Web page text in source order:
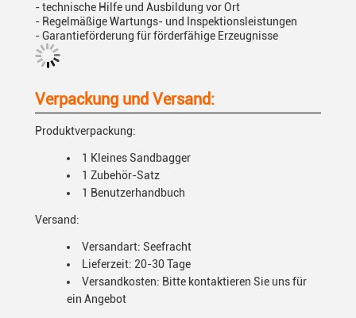
- technische Hilfe und Ausbildung vor Ort
- Regelmäßige Wartungs- und Inspektionsleistungen
- Garantieförderung für förderfähige Erzeugnisse
Verpackung und Versand:
Produktverpackung:
1 Kleines Sandbagger
1 Zubehör-Satz
1 Benutzerhandbuch
Versand:
Versandart: Seefracht
Lieferzeit: 20-30 Tage
Versandkosten: Bitte kontaktieren Sie uns für
ein Angebot